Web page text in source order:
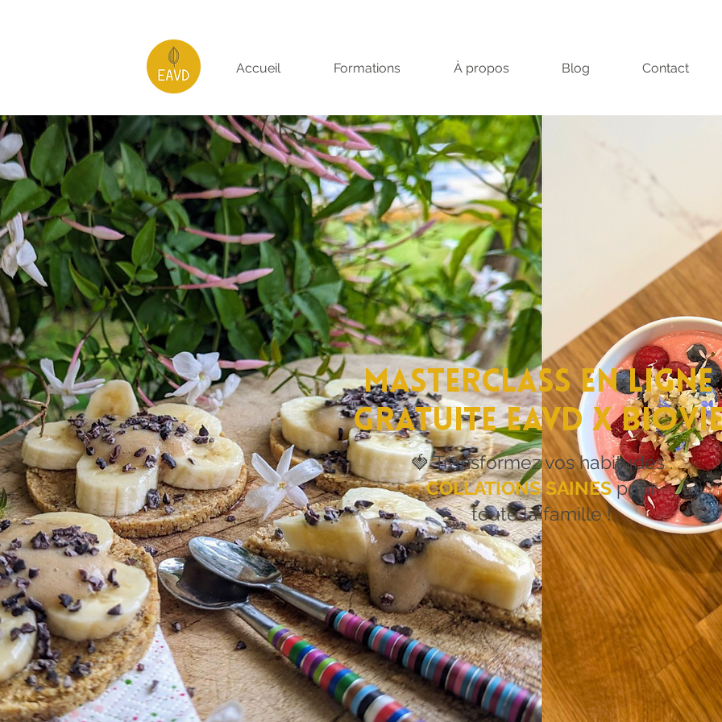
Accueil Formations À propos Blog Contact
Masterclass en ligne
gratuite EAVD x
🍓 Transformez vos habitudes :
COLLATIONS SAINESpour
toute la famille !